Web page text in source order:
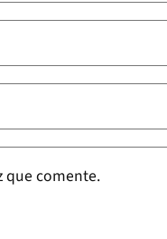
que comente.